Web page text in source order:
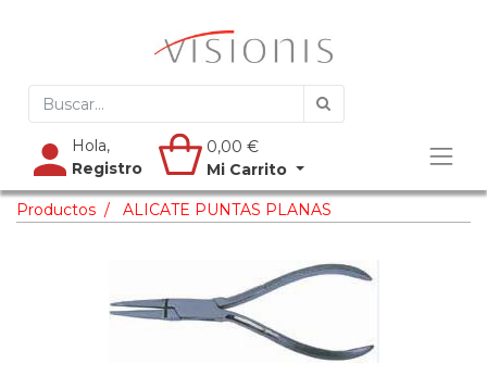
Hola,
Registro
0,00 €
Mi Carrito
Productos ALICATE PUNTAS PLANAS